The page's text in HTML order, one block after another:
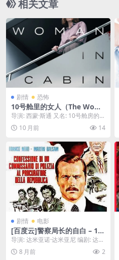
相关文章
剧情 恐怖
10号舱里的女人（The Woma
n in Cabin 10）-2025-悬疑/
惊悚-免费下载 🚢根据同名畅
销小说改编，一个女记者在一
个女人被抛入海中，但船上的
所有人都声称“10号舱”根本没
有住人，她究竟是看到了真
相，还是陷入了幻觉？🚢｜ U
导演: 西蒙·斯通 又名: 10号舱房的女
人(台) / 10号舱的女人 资源下载...
10 月前 14
剧情 电影
[百度云]警察局长的自白 – 19
71 – 1080P冷门高分神作 – 犯
罪/惊悚 -[IT]
导演: 达米亚诺·达米亚尼 编剧: 达米
亚诺·达米亚尼 / 萨尔瓦托雷·劳拉尼
... 8 月前 2